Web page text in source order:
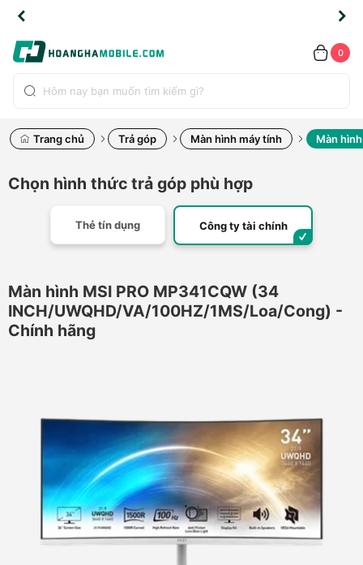
0
Trang chủ Trả góp Màn hình máy tính Màn
Chọn hình thức trả góp phù hợp
Thẻ tín dụng Công ty tài chính
Màn hình MSI PRO MP341CQW (34
INCH/UWQHD/VA/100HZ/1MS/Loa/Cong) -
Chính hãng